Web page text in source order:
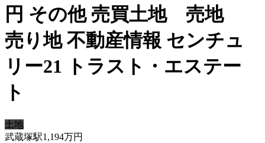
円 その他 売買土地 売地
売り地 不動産情報 センチュ
リー21 トラスト・エステー
ト
土地
武蔵塚駅1,194万円